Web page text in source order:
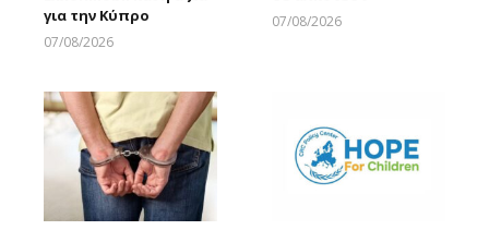
για την Κύπρο
07/08/2026
07/08/2026